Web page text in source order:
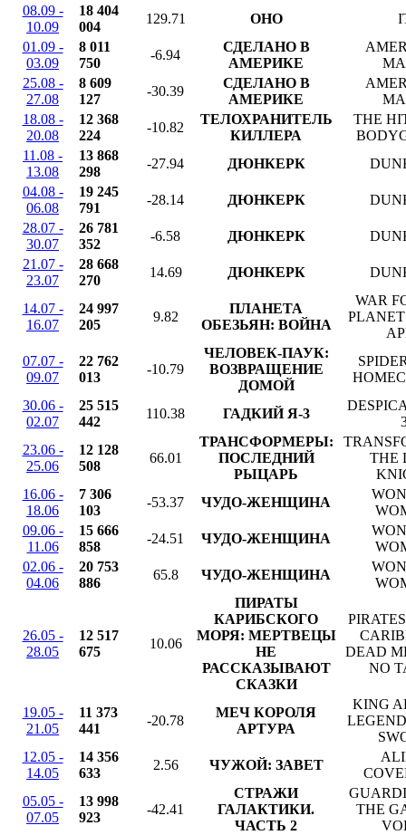
08.09 -
10.09
18 404
004
129.71 ОНО
01.09 -
03.09
8 011
750
-6.94
СДЕЛАНО В
АМЕРИКЕ
25.08 -
27.08
8 609
127
-30.39
СДЕЛАНО В
АМЕРИКЕ
18.08 -
20.08
12 368
224
-10.82
ТЕЛОХРАНИТЕЛЬ
КИЛЛЕРА
THE
11.08 -
13.08
13 868
298
-27.94 ДЮНКЕРК
04.08 -
06.08
19 245
791
-28.14 ДЮНКЕРК
28.07 -
30.07
26 781
352
-6.58 ДЮНКЕРК
21.07 -
23.07
28 668
270
14.69 ДЮНКЕРК
14.07 -
16.07
24 997
205
9.82
ПЛАНЕТА
ОБЕЗЬЯН: ВОЙНА
WAR
07.07 -
09.07
22 762
013
-10.79
ЧЕЛОВЕК-ПАУК:
ВОЗВРАЩЕНИЕ
ДОМОЙ
30.06 -
02.07
25 515
442
110.38 ГАДКИЙ Я-3
23.06 -
25.06
12 128
508
66.01
ТРАНСФОРМЕРЫ:
ПОСЛЕДНИЙ
РЫЦАРЬ
THE
16.06 -
18.06
7 306
103
-53.37 ЧУДО-ЖЕНЩИНА
09.06 -
11.06
15 666
858
-24.51 ЧУДО-ЖЕНЩИНА
02.06 -
04.06
20 753
886
65.8 ЧУДО-ЖЕНЩИНА
26.05 -
28.05
12 517
675
10.06
ПИРАТЫ
КАРИБСКОГО
МОРЯ: МЕРТВЕЦЫ
НЕ
РАССКАЗЫВАЮТ
СКАЗКИ
DEAD
NO
19.05 -
21.05
11 373
441
-20.78
МЕЧ КОРОЛЯ
АРТУРА
KING
12.05 -
14.05
14 356
633
2.56 ЧУЖОЙ: ЗАВЕТ
05.05 -
07.05
13 998
923
-42.41
СТРАЖИ
ГАЛАКТИКИ.
ЧАСТЬ 2
THE